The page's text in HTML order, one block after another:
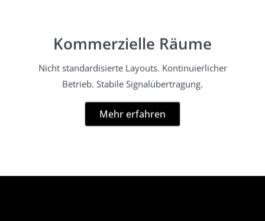
Kommerzielle Räume
Nicht standardisierte Layouts. Kontinuierlicher
Betrieb. Stabile Signalübertragung.
Mehr erfahren